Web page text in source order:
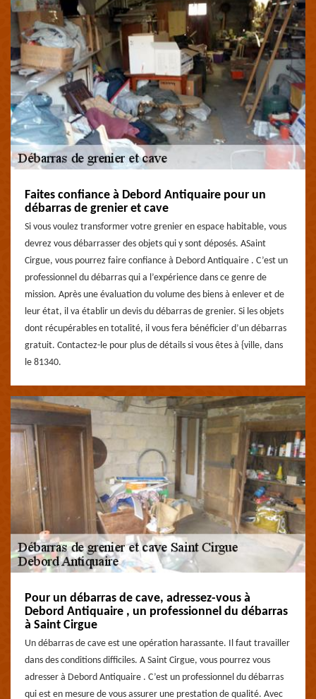
Faites confiance à Debord Antiquaire pour un
débarras de grenier et cave
Si vous voulez transformer votre grenier en espace habitable, vous
devrez vous débarrasser des objets qui y sont déposés. ASaint
Cirgue, vous pourrez faire confiance à Debord Antiquaire . C’est un
professionnel du débarras qui a l’expérience dans ce genre de
mission. Après une évaluation du volume des biens à enlever et de
leur état, il va établir un devis du débarras de grenier. Si les objets
dont récupérables en totalité, il vous fera bénéficier d’un débarras
gratuit. Contactez-le pour plus de détails si vous êtes à {ville, dans
le 81340.
Pour un débarras de cave, adressez-vous à
Debord Antiquaire , un professionnel du débarras
à Saint Cirgue
Un débarras de cave est une opération harassante. Il faut travailler
dans des conditions difficiles. A Saint Cirgue, vous pourrez vous
adresser à Debord Antiquaire . C’est un professionnel du débarras
qui est en mesure de vous assurer une prestation de qualité. Avec